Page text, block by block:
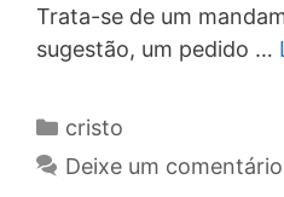
Trata-se de um
sugestão, um pedido …
Categorias
cristo
Deixe um comentário